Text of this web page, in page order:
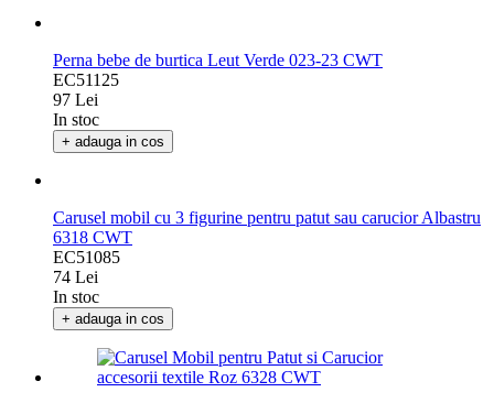
Perna bebe de burtica Leut Verde 023-23 CWT
EC51125
97 Lei
In stoc
+ adauga in cos
Carusel mobil cu 3 figurine pentru patut sau carucior Albastru
6318 CWT
EC51085
74 Lei
In stoc
+ adauga in cos